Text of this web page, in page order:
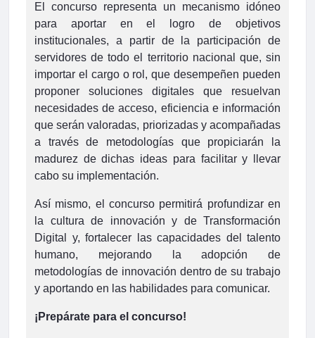
El concurso representa un mecanismo idóneo
para aportar en el logro de objetivos
institucionales, a partir de la participación de
servidores de todo el territorio nacional que, sin
importar el cargo o rol, que desempeñen pueden
proponer soluciones digitales que resuelvan
necesidades de acceso, eficiencia e información
que serán valoradas, priorizadas y acompañadas
a través de metodologías que propiciarán la
madurez de dichas ideas para facilitar y llevar
cabo su implementación.
Así mismo, el concurso permitirá profundizar en
la cultura de innovación y de Transformación
Digital y, fortalecer las capacidades del talento
humano, mejorando la adopción de
metodologías de innovación dentro de su trabajo
y aportando en las habilidades para comunicar.
¡Prepárate para el concurso!